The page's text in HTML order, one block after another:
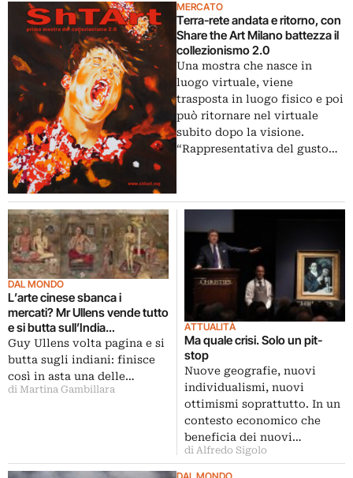
MERCATO
Terra-rete andata e ritorno, con
Share the Art Milano battezza il
collezionismo 2.0
Una mostra che nasce in
luogo virtuale, viene
trasposta in luogo fisico e poi
può ritornare nel virtuale
subito dopo la visione.
“Rappresentativa del gusto…
DAL MONDO
L’arte cinese sbanca i
mercati? Mr Ullens vende tutto
e si butta sull’India…
Guy Ullens volta pagina e si
butta sugli indiani: finisce
così in asta una delle…
di Martina Gambillara
ATTUALITÀ
Ma quale crisi. Solo un pit-
stop
Nuove geografie, nuovi
individualismi, nuovi
ottimismi soprattutto. In un
contesto economico che
beneficia dei nuovi…
di Alfredo Sigolo